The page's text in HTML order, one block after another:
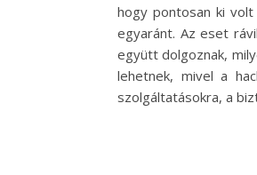
hogy pontosan ki
egyaránt. Az eset
együtt dolgoznak,
lehetnek, mivel a
szolgáltatásokra, a